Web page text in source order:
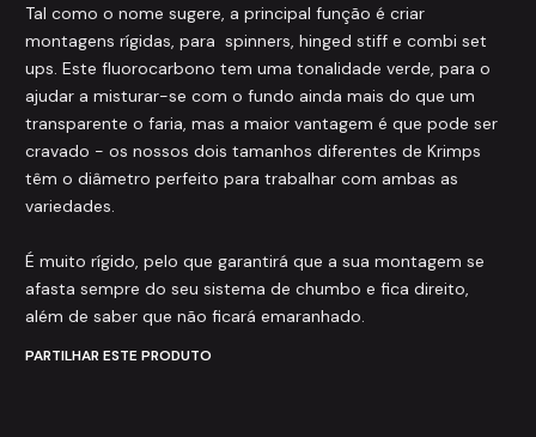
Tal como o nome sugere, a principal função é criar
montagens rígidas, para spinners, hinged stiff e combi set
ups. Este fluorocarbono tem uma tonalidade verde, para o
ajudar a misturar-se com o fundo ainda mais do que um
transparente o faria, mas a maior vantagem é que pode ser
cravado - os nossos dois tamanhos diferentes de Krimps
têm o diâmetro perfeito para trabalhar com ambas as
variedades.
É muito rígido, pelo que garantirá que a sua montagem se
afasta sempre do seu sistema de chumbo e fica direito,
além de saber que não ficará emaranhado.
PARTILHAR ESTE PRODUTO